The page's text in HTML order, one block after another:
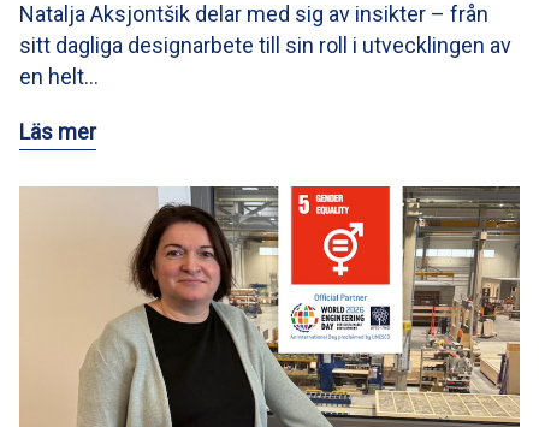
Natalja Aksjontšik delar med sig av insikter – från
sitt dagliga designarbete till sin roll i utvecklingen av
en helt…
Läs mer